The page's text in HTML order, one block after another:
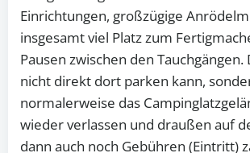
Einrichtungen, großzügige
insgesamt viel Platz zum
Pausen zwischen den Tauchgängen.
nicht direkt dort parken kann,
normalerweise das
wieder verlassen und draußen auf
dann auch noch Gebühren (Eintritt)